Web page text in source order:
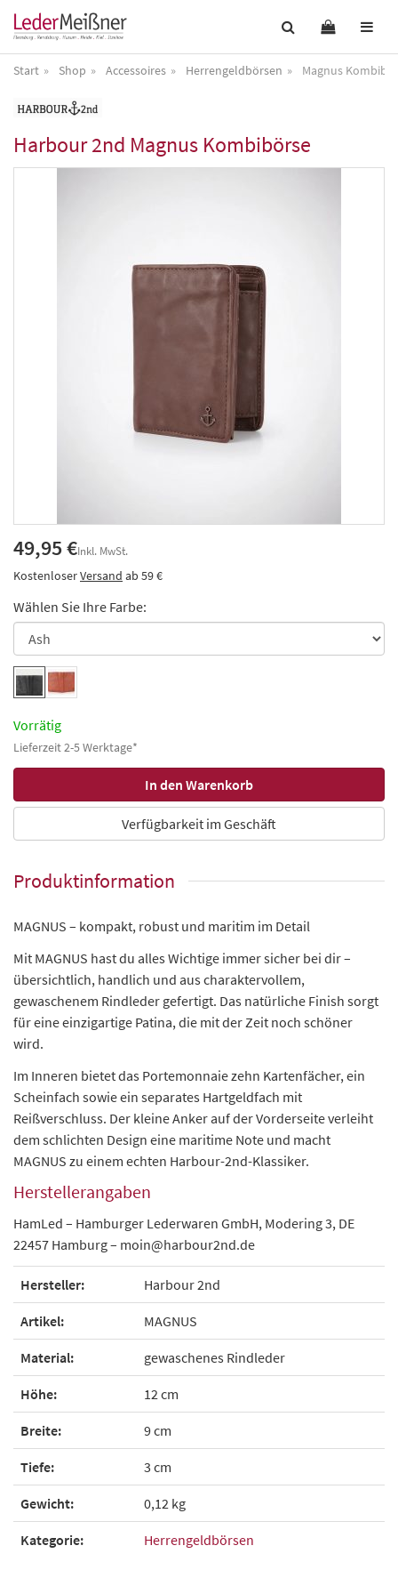
Start Shop Accessoires Herrengeldbörsen Magnus
Harbour 2nd Magnus Kombibörse
49,95 €Inkl. MwSt.
KostenloserVersand ab 59 €
Wählen Sie Ihre Farbe:
Vorrätig
Lieferzeit 2-5 Werktage*
Verfügbarkeit im Geschäft
Produktinformation
MAGNUS – kompakt, robust und maritim im Detail
Mit MAGNUS hast du alles Wichtige immer sicher bei dir –
übersichtlich, handlich und aus charaktervollem,
gewaschenem Rindleder gefertigt. Das natürliche Finish sorgt
für eine einzigartige Patina, die mit der Zeit noch schöner
wird.
Im Inneren bietet das Portemonnaie zehn Kartenfächer, ein
Scheinfach sowie ein separates Hartgeldfach mit
Reißverschluss. Der kleine Anker auf der Vorderseite verleiht
dem schlichten Design eine maritime Note und macht
MAGNUS zu einem echten Harbour-2nd-Klassiker.
Herstellerangaben
HamLed – Hamburger Lederwaren GmbH, Modering 3, DE
22457 Hamburg – moin@harbour2nd.de
Hersteller: Harbour 2nd
Artikel: MAGNUS
Material: gewaschenes Rindleder
Höhe: 12 cm
Breite: 9 cm
Tiefe: 3 cm
Gewicht: 0,12 kg
Kategorie: Herrengeldbörsen